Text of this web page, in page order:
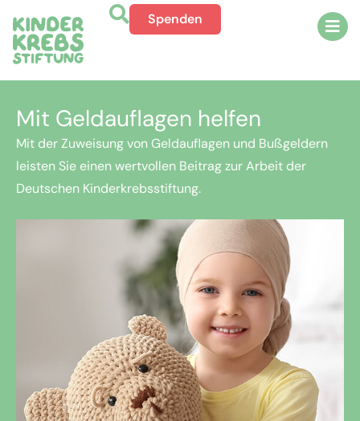
Spenden
Mit Geldauflagen helfen
Mit der Zuweisung von Geldauflagen und Bußgeldern
leisten Sie einen wertvollen Beitrag zur Arbeit der
Deutschen Kinderkrebsstiftung.